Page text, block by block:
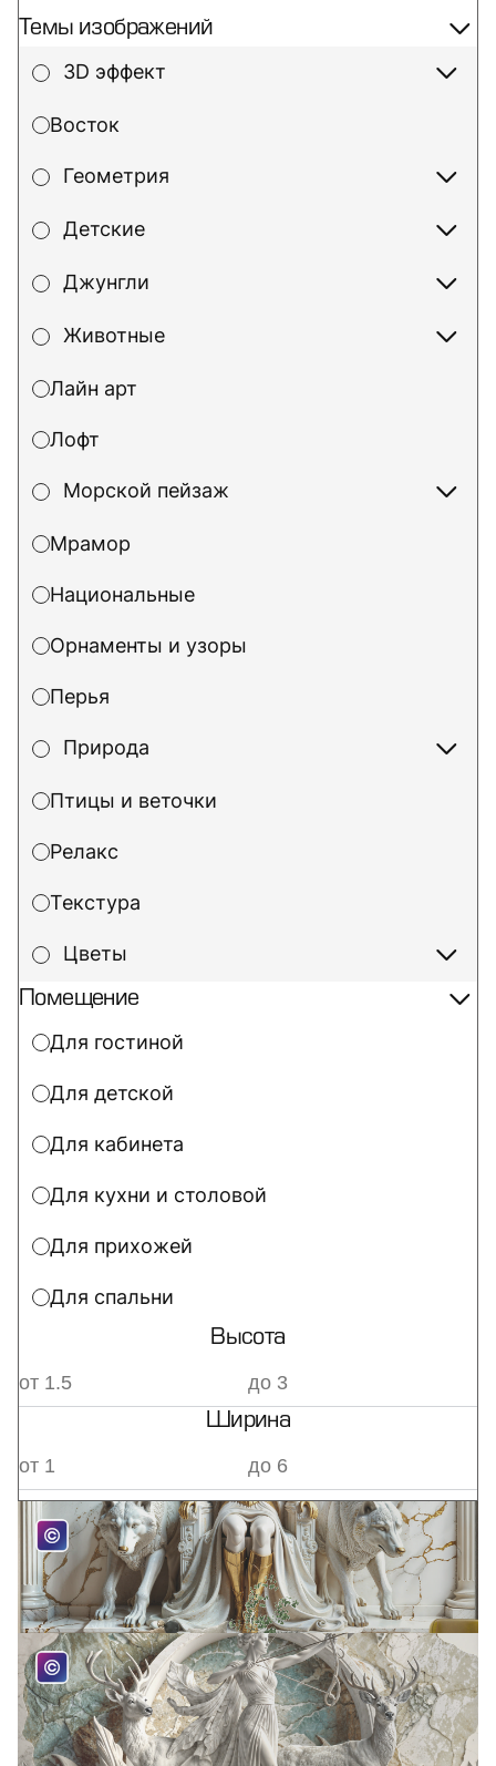
Помещение
Для гостиной
Для детской
Для кабинета
Для кухни и столовой
Для прихожей
Для спальни
Высота
Ширина
Темы изображений
3D эффект
Восток
Геометрия
Детские
Джунгли
Животные
Лайн арт
Лофт
Морской пейзаж
Мрамор
Национальные
Орнаменты и узоры
Перья
Природа
Птицы и веточки
Релакс
Текстура
Цветы